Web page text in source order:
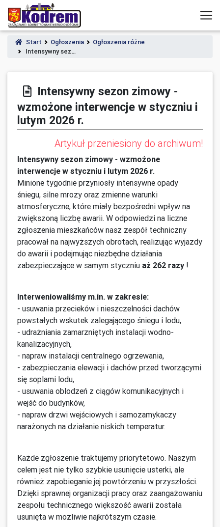
Start Ogłoszenia
Ogłoszenia różne
Intensywny sez…
Intensywny sezon zimowy -
wzmożone interwencje w styczniu i
lutym 2026 r.
Artykuł przeniesiony do archiwum!
Intensywny sezon zimowy - wzmożone
interwencje w styczniu i lutym 2026 r.
Minione tygodnie przyniosły intensywne opady
śniegu, silne mrozy oraz zmienne warunki
atmosferyczne, które miały bezpośredni wpływ na
zwiększoną liczbę awarii. W odpowiedzi na liczne
zgłoszenia mieszkańców nasz zespół techniczny
pracował na najwyższych obrotach, realizując wyjazdy
do awarii i podejmując niezbędne działania
zabezpieczające w samym styczniu aż 262 razy !
Interweniowaliśmy m.in. w zakresie:
- usuwania przecieków i nieszczelności dachów
powstałych wskutek zalegającego śniegu i lodu,
- udrażniania zamarzniętych instalacji wodno-
kanalizacyjnych,
- napraw instalacji centralnego ogrzewania,
- zabezpieczania elewacji i dachów przed tworzącymi
się soplami lodu,
- usuwania oblodzeń z ciągów komunikacyjnych i
wejść do budynków,
- napraw drzwi wejściowych i samozamykaczy
narażonych na działanie niskich temperatur.
Każde zgłoszenie traktujemy priorytetowo. Naszym
celem jest nie tylko szybkie usunięcie usterki, ale
również zapobieganie jej powtórzeniu w przyszłości.
Dzięki sprawnej organizacji pracy oraz zaangażowaniu
zespołu technicznego większość awarii została
usunięta w możliwie najkrótszym czasie.